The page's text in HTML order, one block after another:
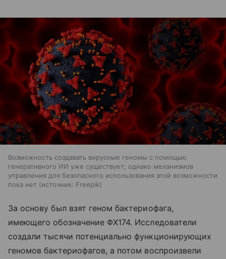
Возможность создавать вирусные геномы с помощью
генеративного ИИ уже существует; однако механизмов
управления для безопасного использования этой возможности
пока нет
источник: Freepik
За основу был взят геном бактериофага,
имеющего обозначение ΦX174. Исследователи
создали тысячи потенциально функционирующих
геномов бактериофагов, а потом воспроизвели